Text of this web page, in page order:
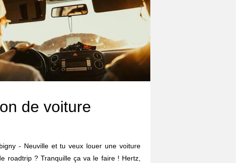
de voiture
- Neuville et tu veux louer une voiture
roadtrip ? Tranquille ça va le faire ! Hertz,